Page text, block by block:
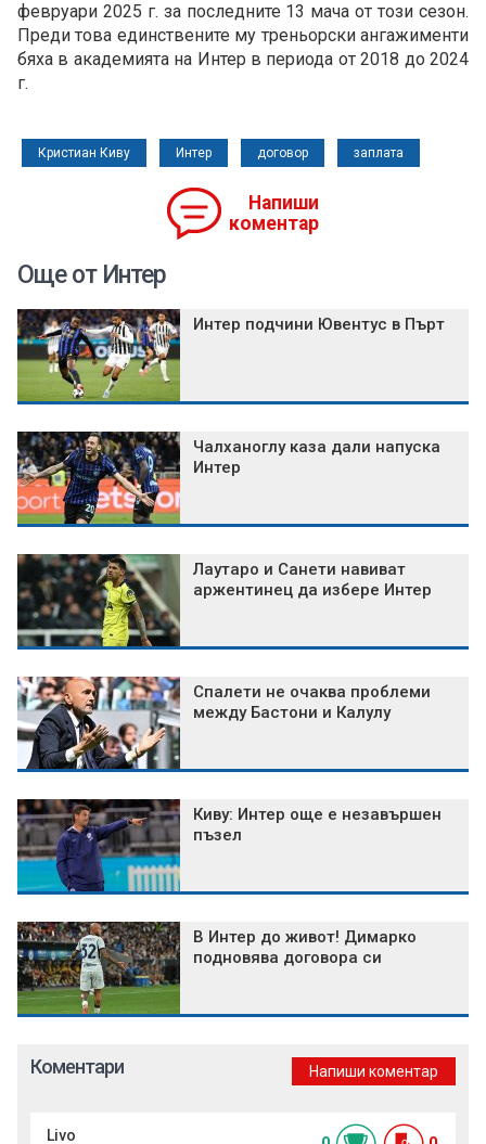
февруари 2025 г. за последните 13 мача от този сезон.
Преди това единствените му треньорски ангажименти
бяха в академията на Интер в периода от 2018 до 2024
г.
Кристиан Киву Интер договор заплата
Напиши
коментар
Още от Интер
Интер подчини Ювентус в Пърт
Чалханоглу каза дали напуска
Интер
Лаутаро и Санети навиват
аржентинец да избере Интер
Спалети не очаква проблеми
между Бастони и Калулу
Киву: Интер още е незавършен
пъзел
В Интер до живот! Димарко
подновява договора си
Коментари Напиши коментар
Livo